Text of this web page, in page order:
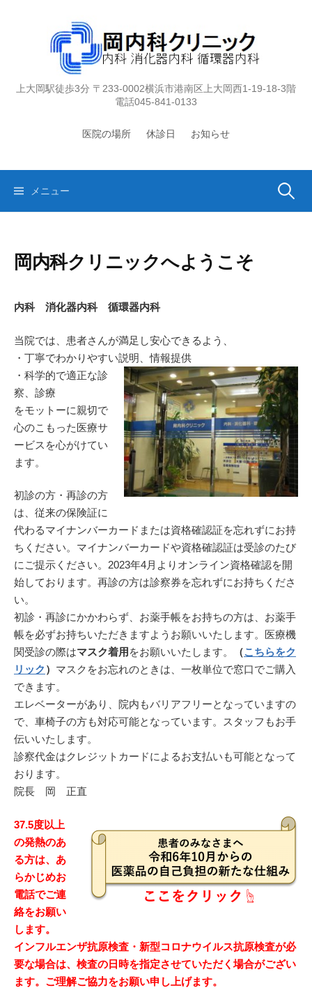
上大岡駅徒歩3分 〒233-0002横浜市港南区上大岡西1-19-18-3階
電話045-841-0133
医院の場所 休診日 お知らせ
メニュー 検
岡内科クリニックへようこそ
内科 消化器内科 循環器内科
当院では、患者さんが満足し安心できるよう、
・丁寧でわかりやすい説明、情報提供
・科学的で適正な診
察、診療
をモットーに親切で
心のこもった医療サ
ービスを心がけてい
ます。
初診の方・再診の方
は、従来の保険証に
代わるマイナンバーカードまたは資格確認証を忘れずにお持
ちください。マイナンバーカードや資格確認証は受診のたび
にご提示ください。2023年4月よりオンライン資格確認を開
始しております。再診の方は診察券を忘れずにお持ちくださ
い。
初診・再診にかかわらず、お薬手帳をお持ちの方は、お薬手
帳を必ずお持ちいただきますようお願いいたします。医療機
関受診の際はマスク着用 をお願いいたします。 （こちらをク
リック ） マスクをお忘れのときは、一枚単位で窓口でご購入
できます。
エレベーターがあり、院内もバリアフリーとなっていますの
で、車椅子の方も対応可能となっています。スタッフもお手
伝いいたします。
診察代金はクレジットカードによるお支払いも可能となって
おります。
院長 岡 正直
37.5度以上
の発熱のあ
る方は、あ
らかじめお
電話でご連
絡をお願い
します。
インフルエンザ抗原検査・新型コロナウイルス抗原検査が必
要な場合は、検査の日時を指定させていただく場合がござい
ます。ご理解ご協力をお願い申し上げます。